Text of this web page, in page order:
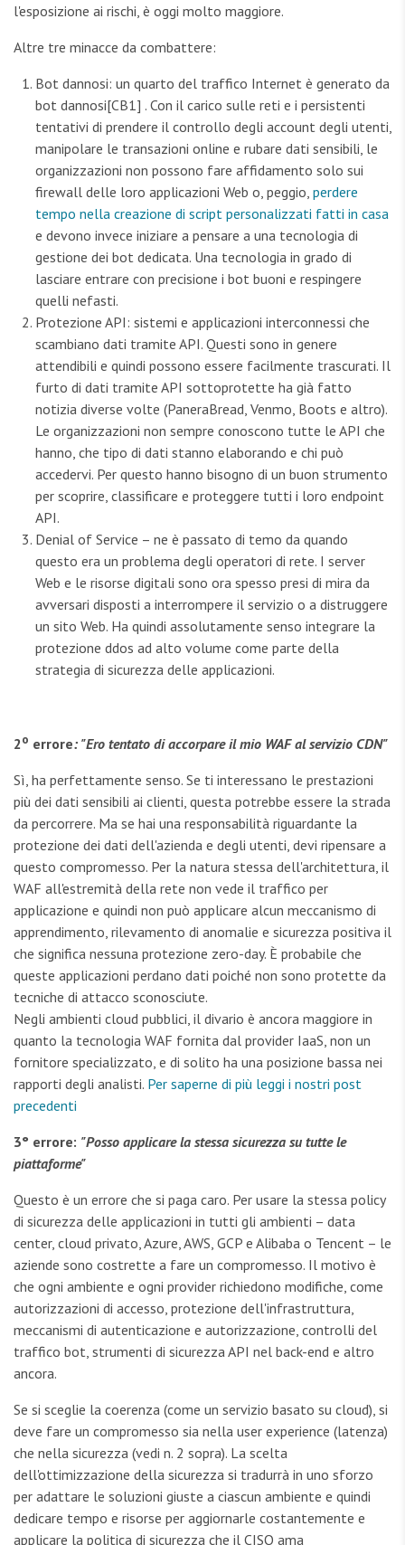
l'esposizione ai rischi, è oggi molto maggiore.
Altre tre minacce da combattere:
Bot dannosi: un quarto del traffico Internet è generato da
bot dannosi[CB1] . Con il carico sulle reti e i persistenti
tentativi di prendere il controllo degli account degli utenti,
manipolare le transazioni online e rubare dati sensibili, le
organizzazioni non possono fare affidamento solo sui
firewall delle loro applicazioni Web o, peggio, perdere
tempo nella creazione di script personalizzati fatti in casa
e devono invece iniziare a pensare a una tecnologia di
gestione dei bot dedicata. Una tecnologia in grado di
lasciare entrare con precisione i bot buoni e respingere
quelli nefasti.
Protezione API: sistemi e applicazioni interconnessi che
scambiano dati tramite API. Questi sono in genere
attendibili e quindi possono essere facilmente trascurati. Il
furto di dati tramite API sottoprotette ha già fatto
notizia diverse volte (PaneraBread, Venmo, Boots e altro).
Le organizzazioni non sempre conoscono tutte le API che
hanno, che tipo di dati stanno elaborando e chi può
accedervi. Per questo hanno bisogno di un buon strumento
per scoprire, classificare e proteggere tutti i loro endpoint
API.
Denial of Service – ne è passato di temo da quando
questo era un problema degli operatori di rete. I server
Web e le risorse digitali sono ora spesso presi di mira da
avversari disposti a interrompere il servizio o a distruggere
un sito Web. Ha quindi assolutamente senso integrare la
protezione ddos ad alto volume come parte della
strategia di sicurezza delle applicazioni.
2o errore: "Ero tentato di accorpare il mio WAF al servizio CDN"
Sì, ha perfettamente senso. Se ti interessano le prestazioni
più dei dati sensibili ai clienti, questa potrebbe essere la strada
da percorrere. Ma se hai una responsabilità riguardante la
protezione dei dati dell'azienda e degli utenti, devi ripensare a
questo compromesso. Per la natura stessa dell'architettura, il
WAF all'estremità della rete non vede il traffico per
applicazione e quindi non può applicare alcun meccanismo di
apprendimento, rilevamento di anomalie e sicurezza positiva il
che significa nessuna protezione zero-day. È probabile che
queste applicazioni perdano dati poiché non sono protette da
tecniche di attacco sconosciute.
Negli ambienti cloud pubblici, il divario è ancora maggiore in
quanto la tecnologia WAF fornita dal provider IaaS, non un
fornitore specializzato, e di solito ha una posizione bassa nei
rapporti degli analisti. Per saperne di più leggi i nostri post
precedenti
3° errore: "Posso applicare la stessa sicurezza su tutte le
piattaforme"
Questo è un errore che si paga caro. Per usare la stessa policy
di sicurezza delle applicazioni in tutti gli ambienti – data
center, cloud privato, Azure, AWS, GCP e Alibaba o Tencent – le
aziende sono costrette a fare un compromesso. Il motivo è
che ogni ambiente e ogni provider richiedono modifiche, come
autorizzazioni di accesso, protezione dell'infrastruttura,
meccanismi di autenticazione e autorizzazione, controlli del
traffico bot, strumenti di sicurezza API nel back-end e altro
ancora.
Se si sceglie la coerenza (come un servizio basato su cloud), si
deve fare un compromesso sia nella user experience (latenza)
che nella sicurezza (vedi n. 2 sopra). La scelta
dell'ottimizzazione della sicurezza si tradurrà in uno sforzo
per adattare le soluzioni giuste a ciascun ambiente e quindi
dedicare tempo e risorse per aggiornarle costantemente e
applicare la politica di sicurezza che il CISO ama